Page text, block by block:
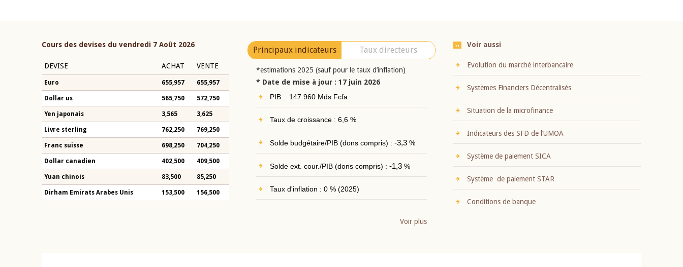
Cours des devises du vendredi 7 Août 2026
DEVISE ACHAT VENTE
Euro 655,957 655,957
Dollar us 565,750 572,750
Yen japonais 3,565 3,625
Livre sterling 762,250 769,250
Franc suisse 698,250 704,250
Dollar canadien 402,500 409,500
Yuan chinois 83,500 85,250
Dirham Emirats Arabes Unis 153,500 156,500
Principaux indicateurs Taux directeurs
*estimations 2025 (sauf pour le taux d’inflation)
* Date de mise à jour : 17 juin 2026
PIB : 147 960 Mds Fcfa
Taux de croissance : 6,6 %
Solde budgétaire/PIB (dons compris) : -3,3%
Solde ext. cour./PIB (dons compris) : -1,3%
Taux d'inflation : 0 % (2025)
Voir plus
Voir aussi
Evolution du marché interbancaire
Systèmes Financiers Décentralisés
Situation de la microfinance
Indicateurs des SFD de l’UMOA
Système de paiement SICA
Système de paiement STAR
Conditions de banque